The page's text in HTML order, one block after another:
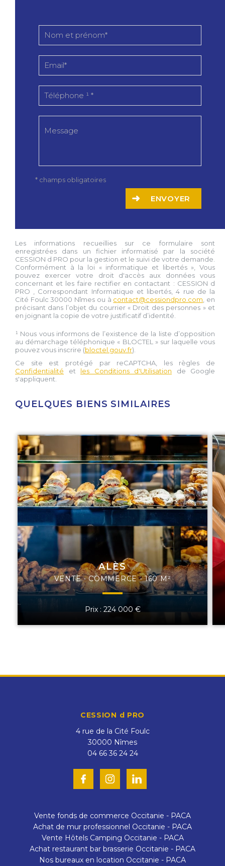
* champs obligatoires
ENVOYER
Les informations recueillies sur ce formulaire sont
enregistrées dans un fichier informatisé par la société
CESSION d PRO pour la gestion et le suivi de votre demande.
Conformément à la loi « informatique et libertés », Vous
pouvez exercer votre droit d'accès aux données vous
concernant et les faire rectifier en contactant : CESSION d
PRO
, Correspondant Informatique et libertés,4 rue de la
Cité Foulc 30000 Nîmes ou à contact@cessiondpro.com , en
précisant dans l’objet du courrier « Droit des personnes » et
en joignant la copie de votre justificatif d’identité.
¹ Nous vous informons de l’existence de la liste d’opposition
au démarchage téléphonique « BLOCTEL » sur laquelle vous
pouvez vous inscrire (bloctel.gouv.fr).
Ce site est protégé par reCAPTCHA, les règles de
Confidentialité et les Conditions d'Utilisation de Google
s'appliquent.
QUELQUES BIENS SIMILAIRES
ALÈS
VENTE - COMMERCE - 160 M²
Prix : 224 000 €
CESSION d PRO
4 rue de la Cité Foulc
30000 Nîmes
04 66 36 24 24
Vente fonds de commerce Occitanie - PACA
Achat de mur professionnel Occitanie - PACA
Vente Hôtels Camping Occitanie - PACA
Achat restaurant bar brasserie Occitanie - PACA
Nos bureaux en location Occitanie - PACA